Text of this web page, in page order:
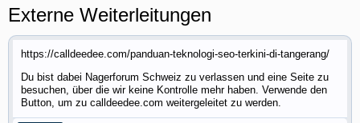
Externe Weiterleitungen
https://calldeedee.com/panduan-teknologi-seo-terkini-di-tangerang/
Du bist dabei Nagerforum Schweiz zu verlassen und eine Seite zu
besuchen, über die wir keine Kontrolle mehr haben. Verwende den
Button, um zu calldeedee.com weitergeleitet zu werden.